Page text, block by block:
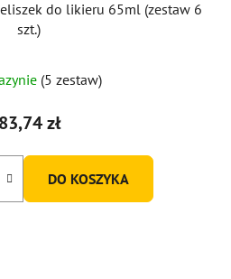
do likieru 65ml (zestaw 6
szt.)
ocena
produktu
5,0
(5 zestaw)
83,74 zł
DO KOSZYKA